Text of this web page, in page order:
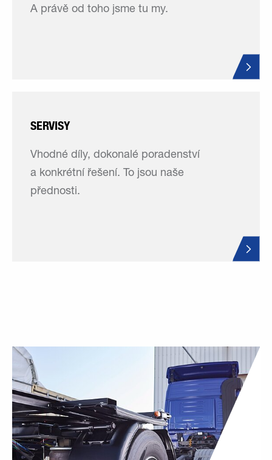
A právě od toho jsme tu my.
SERVISY
Vhodné díly, dokonalé poradenství
a konkrétní řešení. To jsou naše
přednosti.